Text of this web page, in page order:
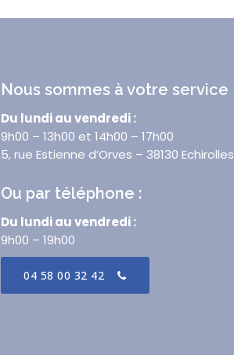
Nous sommes à votre service
Du lundi au vendredi :
9h00 – 13h00 et 14h00 – 17h00
5, rue Estienne d’Orves – 38130 Echirolles
Ou par téléphone :
Du lundi au vendredi :
9h00 – 19h00
04 58 00 32 42